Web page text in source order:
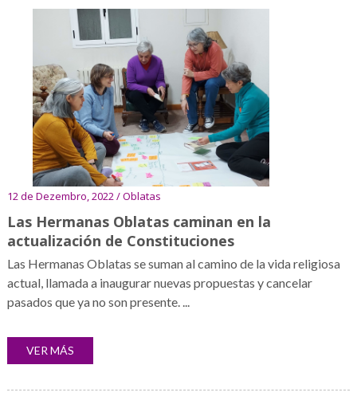
12 de Dezembro, 2022 / Oblatas
Las Hermanas Oblatas caminan en la
actualización de Constituciones
Las Hermanas Oblatas se suman al camino de la vida religiosa
actual, llamada a inaugurar nuevas propuestas y cancelar
pasados que ya no son presente. ...
VER MÁS